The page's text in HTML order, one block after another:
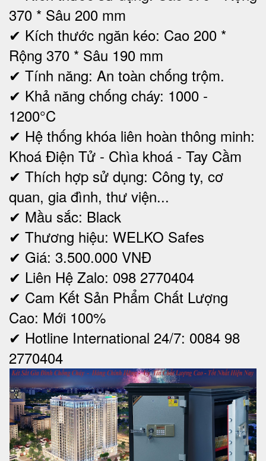
370 * Sâu 200 mm
✔ Kích thước ngăn kéo: Cao 200 *
Rộng 370 * Sâu 190 mm
✔ Tính năng: An toàn chống trộm.
✔ Khả năng chống cháy: 1000 -
1200°C
✔ Hệ thống khóa liên hoàn thông minh:
Khoá Điện Tử - Chìa khoá - Tay Cầm
✔ Thích hợp sử dụng: Công ty, cơ
quan, gia đình, thư viện...
✔ Mầu sắc: Black
✔ Thương hiệu: WELKO Safes
✔ Giá: 3.500.000 VNĐ
✔ Liên Hệ Zalo: 098 2770404
✔ Cam Kết Sản Phẩm Chất Lượng
Cao: Mới 100%
✔ Hotline International 24/7: 0084 98
2770404